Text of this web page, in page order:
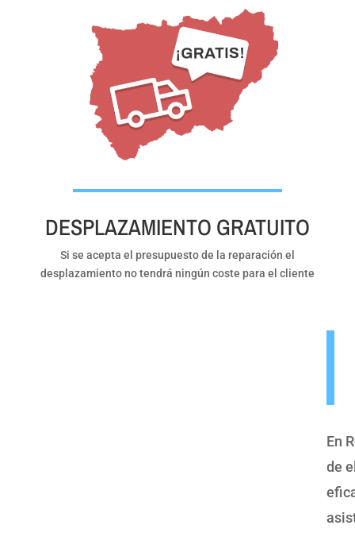
DESPLAZAMIENTO GRATUITO
Si se acepta el presupuesto de la reparación el
desplazamiento no tendrá ningún coste para el cliente
En
de